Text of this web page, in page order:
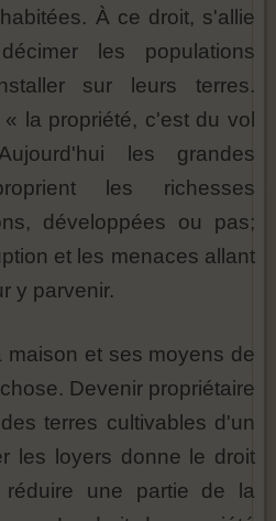
À ce droit, s'allie
les populations
sur leurs terres.
la propriété, c'est du vol
les grandes
les richesses
développées ou pas;
et les menaces allant
y parvenir.
et ses moyens de
Devenir propriétaire
terres cultivables d'un
les loyers donne le droit
une partie de la